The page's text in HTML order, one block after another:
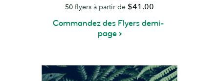
50 flyers à partir de $41.00
Commandez des Flyers demi-
page